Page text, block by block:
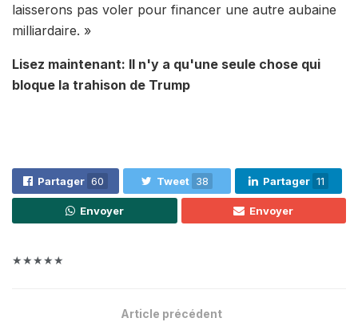
laisserons pas voler pour financer une autre aubaine
milliardaire. »
Lisez maintenant: Il n'y a qu'une seule chose qui
bloque la trahison de Trump
Partager 60 Tweet 38 Partager 11
Envoyer Envoyer
★★★★★
Article précédent